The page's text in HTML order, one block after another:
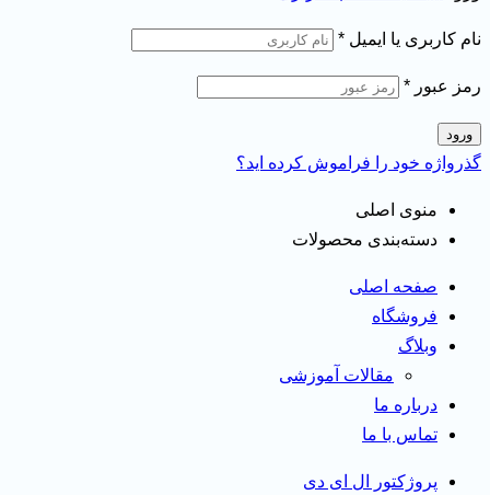
نام کاربری یا ایمیل *
رمز عبور *
ورود
گذرواژه خود را فراموش کرده اید؟
منوی اصلی
دسته‌بندی محصولات
صفحه اصلی
فروشگاه
وبلاگ
مقالات آموزشی
درباره ما
تماس با ما
پروژکتور ال ای دی